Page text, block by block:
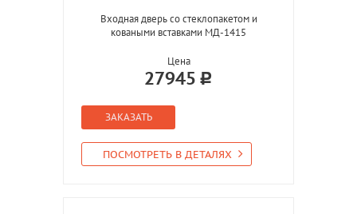
Входная дверь со стеклопакетом и
коваными вставками МД-1415
Цена
27945
ЗАКАЗАТЬ
ПОСМОТРЕТЬ В ДЕТАЛЯХ